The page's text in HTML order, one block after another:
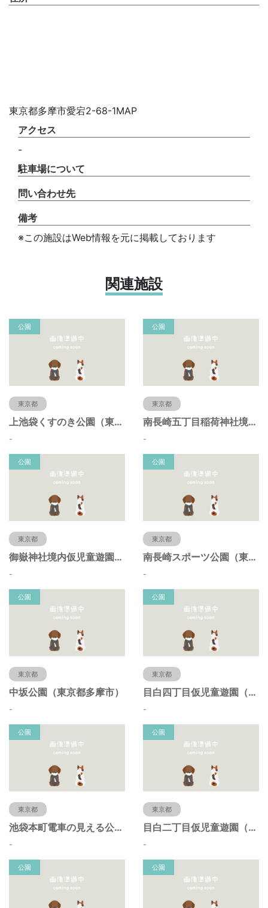
東京都多摩市愛宕2-68-1MAP
アクセス
-
駐車場について
問い合わせ先
備考
※この施設はWeb情報を元に掲載しております
関連施設
公園
東京都
上池袋くすのき公園（東京都豊島区）
-
公園
東京都
南長崎五丁目稲荷神社境内仮児童遊園（東京都豊島区）
-
公園
東京都
御嶽神社境内仮児童遊園（東京都豊島区）
-
公園
東京都
南長崎スポーツ公園（東京都豊島区）
-
公園
東京都
中坂公園（東京都多摩市）
-
公園
東京都
目白四丁目仮児童遊園（東京都豊島区）
-
公園
東京都
池袋本町電車の見える公園（東京都豊島区）
-
公園
東京都
目白二丁目仮児童遊園（東京都豊島区）
-
公園 公園